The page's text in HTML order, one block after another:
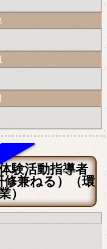
験活動指導者
修兼ねる）（環
）